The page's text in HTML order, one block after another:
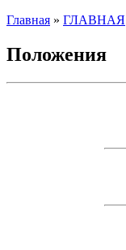
Главная » ГЛАВНАЯ
Положения